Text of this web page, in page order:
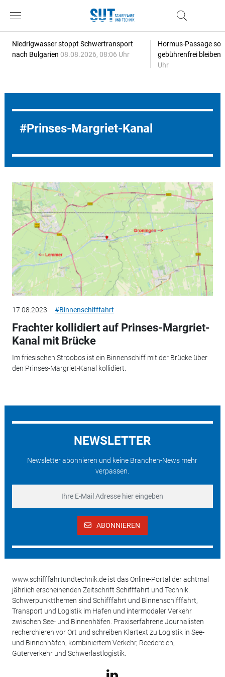
Niedrigwasser stoppt Schwertransport
nach Bulgarien 08.08.2026, 08:06 Uhr
Hormus-Passage
gebührenfrei bleiben
Uhr
Prinses-Margriet-Kanal
17.08.2023 #Binnenschifffahrt
Frachter kollidiert auf Prinses-Margriet-
Kanal mit Brücke
Im friesischen Stroobos ist ein Binnenschiff mit der Brücke über
den Prinses-Margriet-Kanal kollidiert.
NEWSLETTER
Newsletter abonnieren und keine Branchen-News mehr
verpassen.
ABONNIEREN
www.schifffahrtundtechnik.de ist das Online-Portal der achtmal
jährlich erscheinenden Zeitschrift Schifffahrt und Technik.
Schwerpunktthemen sind Schifffahrt und Binnenschifffahrt,
Transport und Logistik im Hafen und intermodaler Verkehr
zwischen See- und Binnenhäfen. Praxiserfahrene Journalisten
recherchieren vor Ort und schreiben Klartext zu Logistik in See-
und Binnenhäfen, kombiniertem Verkehr, Reedereien,
Güterverkehr und Schwerlastlogistik.